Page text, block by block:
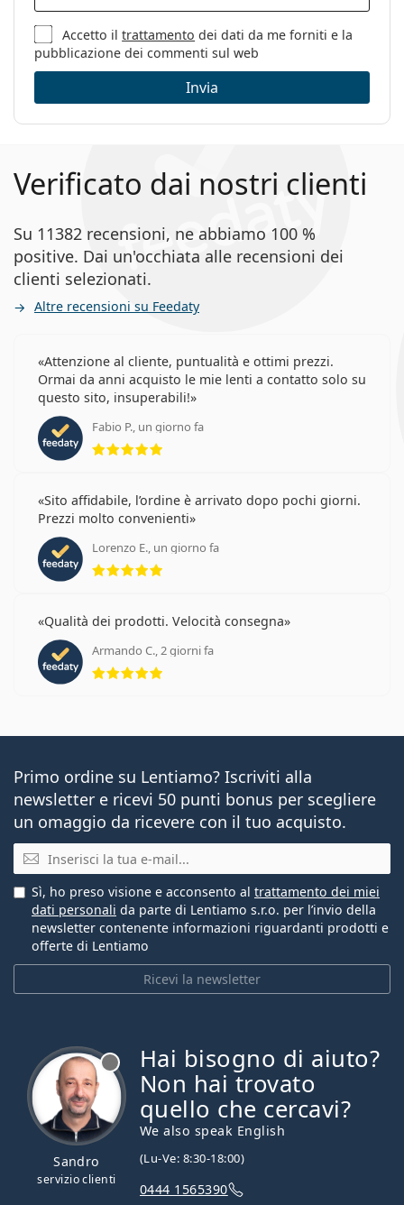
Accetto iltrattamento dei dati da me forniti e la
pubblicazione dei commenti sul web
Invia
Verificato dai nostri clienti
Su 11382 recensioni, ne abbiamo 100 %
positive. Dai un'occhiata alle recensioni dei
clienti selezionati.
Altre recensioni su Feedaty
Attenzione al cliente, puntualità e ottimi prezzi.
Ormai da anni acquisto le mie lenti a contatto solo su
questo sito, insuperabili!
Fabio P., un giorno fa
Sito affidabile, l’ordine è arrivato dopo pochi giorni.
Prezzi molto convenienti
Lorenzo E., un giorno fa
valutazione 5 di 5
Qualità dei prodotti. Velocità consegna
Armando C., 2 giorni fa
valutazione 5 di 5
Primo ordine su Lentiamo? Iscriviti alla
newsletter e ricevi 50 punti bonus per scegliere
un omaggio da ricevere con il tuo acquisto.
E-mail
Ricevi la newsletter
Sì, ho preso visione e acconsento al trattamento dei miei
dati personali da parte di Lentiamo s.r.o. per l’invio della
newsletter contenente informazioni riguardanti prodotti e
offerte di Lentiamo
Sandro
servizio clienti
Hai bisogno di aiuto?
Non hai trovato
quello che cercavi?
We also speak English
(Lu-Ve: 8:30-18:00)
0444 1565390